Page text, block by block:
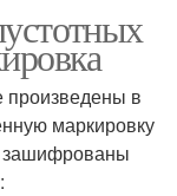
произведены в
маркировку
зашифрованы